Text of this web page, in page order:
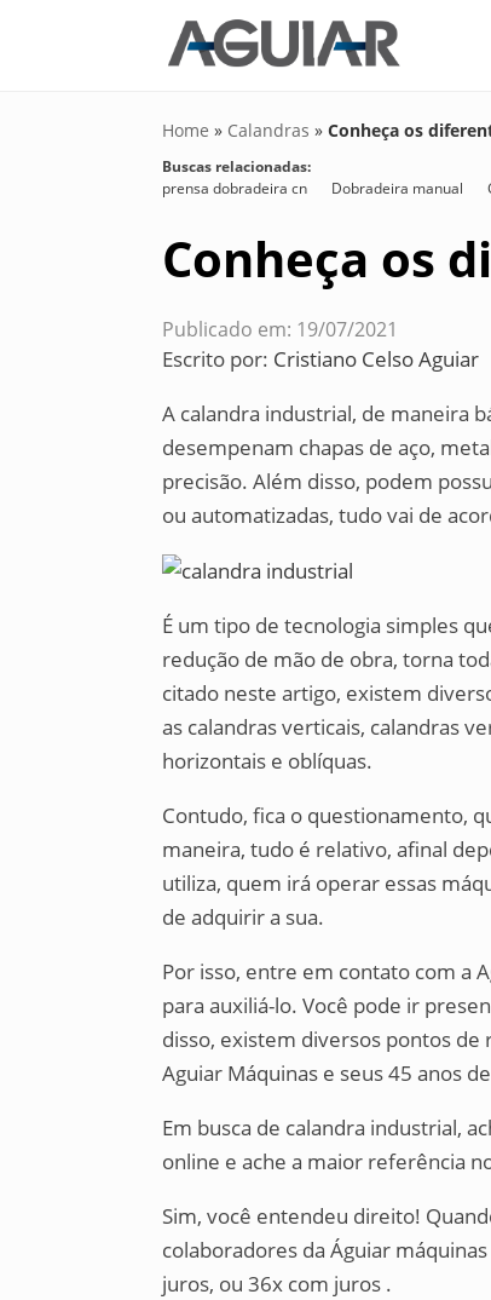
Home » Calandras »Conheça os
Buscas relacionadas:
prensa dobradeira cn
Dobradeira manual
Conheça os
Publicado em: 19/07/2021
Escrito por: Cristiano Celso Aguiar
A calandra industrial, de maneira
desempenam chapas de aço,
precisão. Além disso, podem
ou automatizadas, tudo vai de
É um tipo de tecnologia simples
redução de mão de obra, torna
citado neste artigo, existem
as calandras verticais, calandras
horizontais e oblíquas.
Contudo, fica o questionamento,
maneira, tudo é relativo, afinal
utiliza, quem irá operar essas
de adquirir a sua.
Por isso, entre em contato com a
para auxiliá-lo. Você pode ir
disso, existem diversos pontos de
Aguiar Máquinas e seus 45 anos
Em busca de calandra industrial,
online e ache a maior referência
Sim, você entendeu direito!
colaboradores da Águiar
juros, ou 36x com juros .